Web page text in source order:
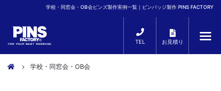
学校・同窓会・OB会ピンズ製作実例一覧｜ピンバッジ製作 PINS FACTORY
TEL お見積り
学校・同窓会・OB会